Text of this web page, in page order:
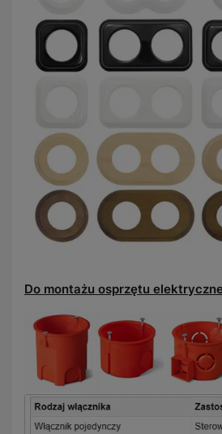
Do montażu osprzętu